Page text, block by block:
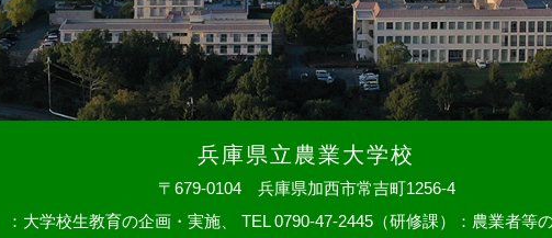
兵庫県立農業大学校
〒679-0104 兵庫県加西市常吉町1256-4
大学校生教育の企画・実施、
TEL 0790-47-2445（研修課）：農業者